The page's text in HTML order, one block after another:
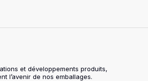
et développements produits,
l’avenir de nos emballages.